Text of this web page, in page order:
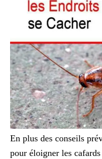
En plus des conseils
pour éloigner les